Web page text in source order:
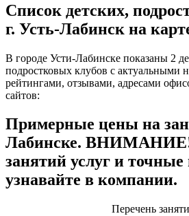
Список детских,
г. Усть-Лабинск на
В городе Усти-Лабинске показаны 2
подростковых клубов с актуальными
рейтингами, отзывами, адресами
сайтов:
Примерные цены на
Лабинске.
занятий услуг и
узнавайте в компании.
Перечень